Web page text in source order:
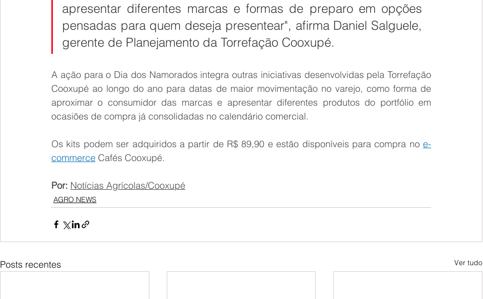
apresentar diferentes marcas e formas de preparo em opções
pensadas para quem deseja presentear", afirma Daniel Salguele,
gerente de Planejamento da Torrefação Cooxupé.
A ação para o Dia dos Namorados integra outras iniciativas desenvolvidas pela Torrefação
Cooxupé ao longo do ano para datas de maior movimentação no varejo, como forma de
aproximar o consumidor das marcas e apresentar diferentes produtos do portfólio em
ocasiões de compra já consolidadas no calendário comercial.
Os kits podem ser adquiridos a partir de R$ 89,90 e estão disponíveis para compra no e-
commerce Cafés Cooxupé.
Por: Notícias Agrícolas/Cooxupé
AGRO NEWS
Posts recentes Ver tudo